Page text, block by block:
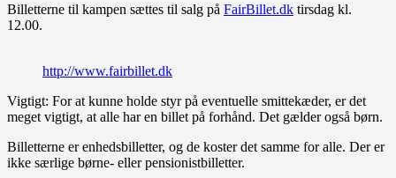
Billetterne til kampen sættes til salg på FairBillet.dk tirsdag kl.
12.00.
http://www.fairbillet.dk
Vigtigt: For at kunne holde styr på eventuelle smittekæder, er det
meget vigtigt, at alle har en billet på forhånd. Det gælder også børn.
Billetterne er enhedsbilletter, og de koster det samme for alle. Der er
ikke særlige børne- eller pensionistbilletter.